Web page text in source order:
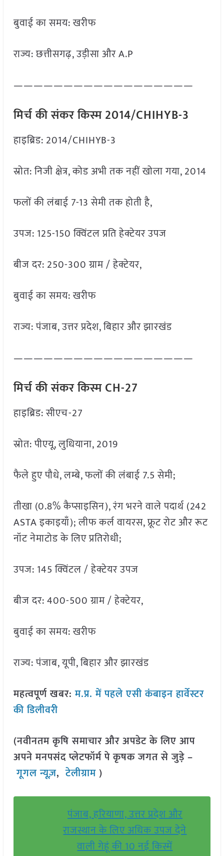
बुवाई का समय: खरीफ
राज्य: छत्तीसगढ़, उड़ीसा और A.P
——————————————————
मिर्च की संकर किस्म 2014/CHIHYB-3
हाइब्रिड: 2014/CHIHYB-3
स्रोत: निजी क्षेत्र, कोड अभी तक नहीं खोला गया, 2014
फलों की लंबाई 7-13 सेमी तक होती है,
उपज: 125-150 क्विंटल प्रति हेक्टेयर उपज
बीज दर: 250-300 ग्राम / हेक्टेयर,
बुवाई का समय: खरीफ
राज्य: पंजाब, उत्तर प्रदेश, बिहार और झारखंड
——————————————————
मिर्च की संकर किस्म CH-27
हाइब्रिड: सीएच-27
स्रोत: पीएयू, लुधियाना, 2019
फैले हुए पौधे, लम्बे, फलों की लंबाई 7.5 सेमी;
तीखा (0.8% कैप्साइसिन), रंग भरने वाले पदार्थ (242
ASTA इकाइयाँ); लीफ कर्ल वायरस, फ्रूट रोट और रूट
नॉट नेमाटोड के लिए प्रतिरोधी;
उपज: 145 क्विंटल / हेक्टेयर उपज
बीज दर: 400-500 ग्राम / हेक्टेयर,
बुवाई का समय: खरीफ
राज्य: पंजाब, यूपी, बिहार और झारखंड
महत्वपूर्ण खबर:म.प्र. में पहले एसी कंबाइन हार्वेस्टर
की डिलीवरी
(नवीनतम कृषि समाचार और अपडेट के लिए आप
अपने मनपसंद प्लेटफॉर्म पे कृषक जगत से जुड़े –
गूगल न्यूज़,टेलीग्राम )
पंजाब, हरियाणा, उत्तर प्रदेश और
राजस्थान के लिए अधिक उपज देने
वाली गेहूं की 10 नई किस्में